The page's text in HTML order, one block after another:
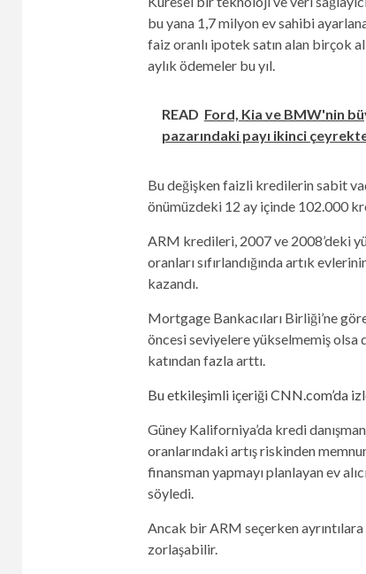
bu yana 1,7 milyon ev sahibi
faiz oranlı ipotek satın alan birçok
aylık ödemeler bu yıl.
READ Ford, Kia ve BMW'nin
pazarındaki payı ikinci
Bu değişken faizli kredilerin sabit
önümüzdeki 12 ay içinde 102.000
ARM kredileri, 2007 ve 2008’deki
oranları sıfırlandığında artık
kazandı.
Mortgage Bankacıları Birliği’ne
öncesi seviyelere yükselmemiş olsa
katından fazla arttı.
Bu etkileşimli içeriği CNN.com’da
Güney Kaliforniya’da kredi
oranlarındaki artış riskinden
finansman yapmayı planlayan ev
söyledi.
Ancak bir ARM seçerken
zorlaşabilir.